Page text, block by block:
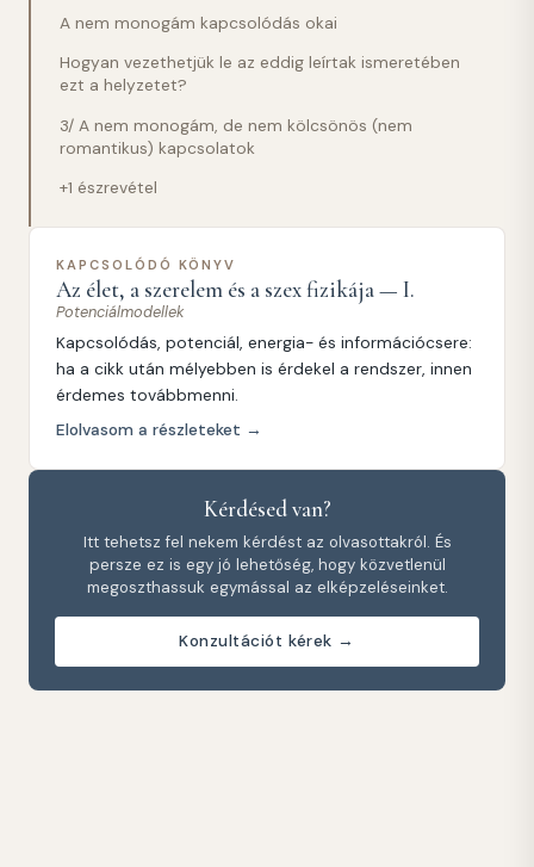
A nem monogám kapcsolódás okai
Hogyan vezethetjük le az eddig leírtak ismeretében
ezt a helyzetet?
3/ A nem monogám, de nem kölcsönös (nem
romantikus) kapcsolatok
+1 észrevétel
KAPCSOLÓDÓ KÖNYV
Az élet, a szerelem és a szex fizikája — I.
Potenciálmodellek
Kapcsolódás, potenciál, energia- és információcsere:
ha a cikk után mélyebben is érdekel a rendszer, innen
érdemes továbbmenni.
Elolvasom a részleteket →
Kérdésed van?
Itt tehetsz fel nekem kérdést az olvasottakról. És
persze ez is egy jó lehetőség, hogy közvetlenül
megoszthassuk egymással az elképzeléseinket.
Konzultációt kérek →